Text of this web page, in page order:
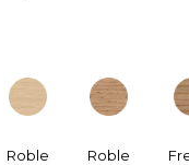
Roble
Roble